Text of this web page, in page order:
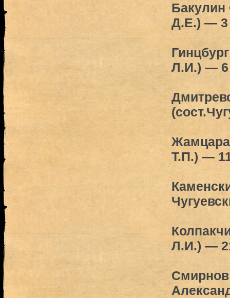
Бакулин
Д.Е.) — 3
Л.И.) — 6
Т.П.) —
Л.И.) —
Смирнов